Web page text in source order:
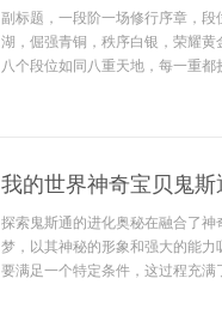
副标题，一段阶一场修行序章，
湖，倔强青铜，秩序白银，荣耀
八个段位如同八重天地，每一重都
我的世界神奇宝贝鬼
探索鬼斯通的进化奥秘在融合了
梦，以其神秘的形象和强大的能
要满足一个特定条件，这过程充满